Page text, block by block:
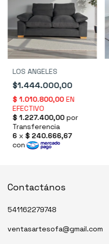
LOS ANGELES
$1.444.000,00
Contactános
541162279748
ventasartesofa@gmail.com